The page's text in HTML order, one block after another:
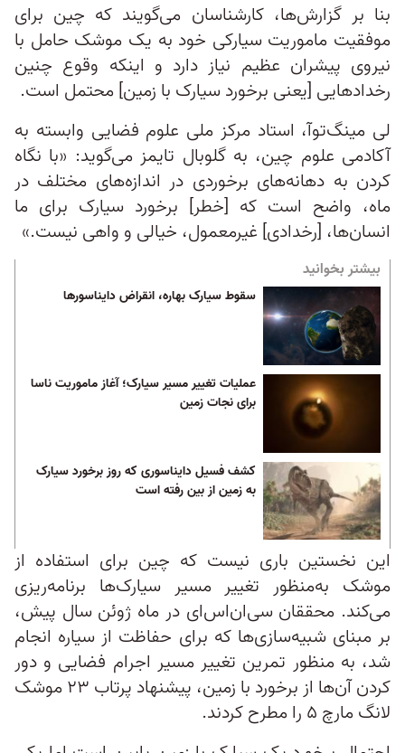
بنا بر گزارش‌ها، کارشناسان می‌گویند که چین برای
موفقیت ماموریت سیارکی خود به یک موشک حامل با
نیروی پیشران عظیم نیاز دارد و اینکه وقوع چنین
رخدادهایی [یعنی برخورد سیارک با زمین] محتمل است.
لی مینگ‌توآ، استاد مرکز ملی علوم فضایی وابسته به
آکادمی علوم چین، به گلوبال تایمز می‌گوید: «با نگاه
کردن به دهانه‌های برخوردی در اندازه‌های مختلف در
ماه، واضح است که [خطر] برخورد سیارک برای ما
انسان‌ها، [رخدادی] غیرمعمول، خیالی و واهی نیست.»
بیشتر بخوانید
سقوط سیارک بهاره، انقراض دایناسورها
عملیات تغییر مسیر سیارک؛ آغاز ماموریت ناسا
برای نجات زمین
کشف فسیل دایناسوری که روز برخورد سیارک
به زمین از بین رفته است
این نخستین باری نیست که چین برای استفاده از
موشک به‌منظور تغییر مسیر سیارک‌ها برنامه‌ریزی
می‌کند. محققان سی‌ان‌اس‌ای در ماه ژوئن سال پیش،
بر مبنای شبیه‌سازی‌ها که برای حفاظت از سیاره انجام
شد، به منظور تمرین تغییر مسیر اجرام فضایی و دور
کردن آن‌ها از برخورد با زمین، پیشنهاد پرتاب ۲۳ موشک
لانگ مارچ ۵ را مطرح کردند.